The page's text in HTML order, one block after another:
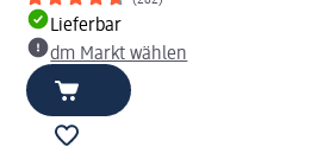
Lieferbar
dm Markt wählen